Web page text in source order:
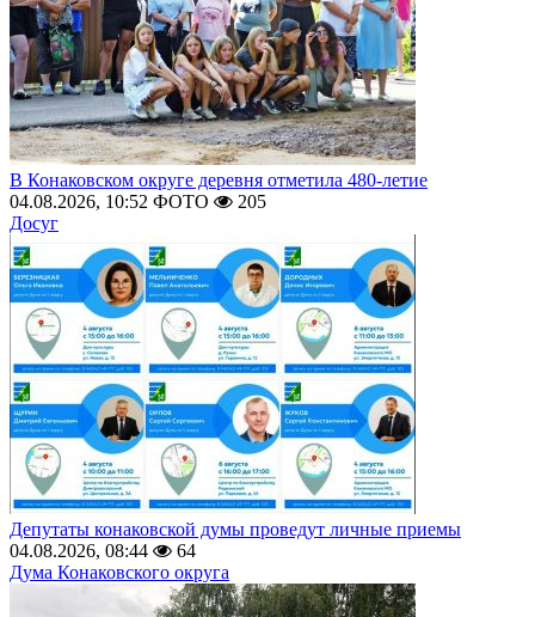
В Конаковском округе деревня отметила 480-летие
04.08.2026, 10:52 ФОТО
205
Досуг
Депутаты конаковской думы проведут личные приемы
04.08.2026, 08:44
64
Дума Конаковского округа